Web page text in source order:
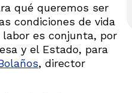
qué queremos ser
condiciones de vida
es conjunta, por
y el Estado, para
, director